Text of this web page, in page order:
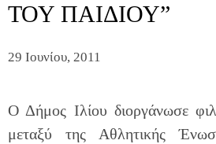
ΤΟΥ ΠΑΙΔΙΟΥ”
29 Ιουνίου, 2011
Ο Δήμος Ιλίου διοργάνωσε
μεταξύ της Αθλητικής